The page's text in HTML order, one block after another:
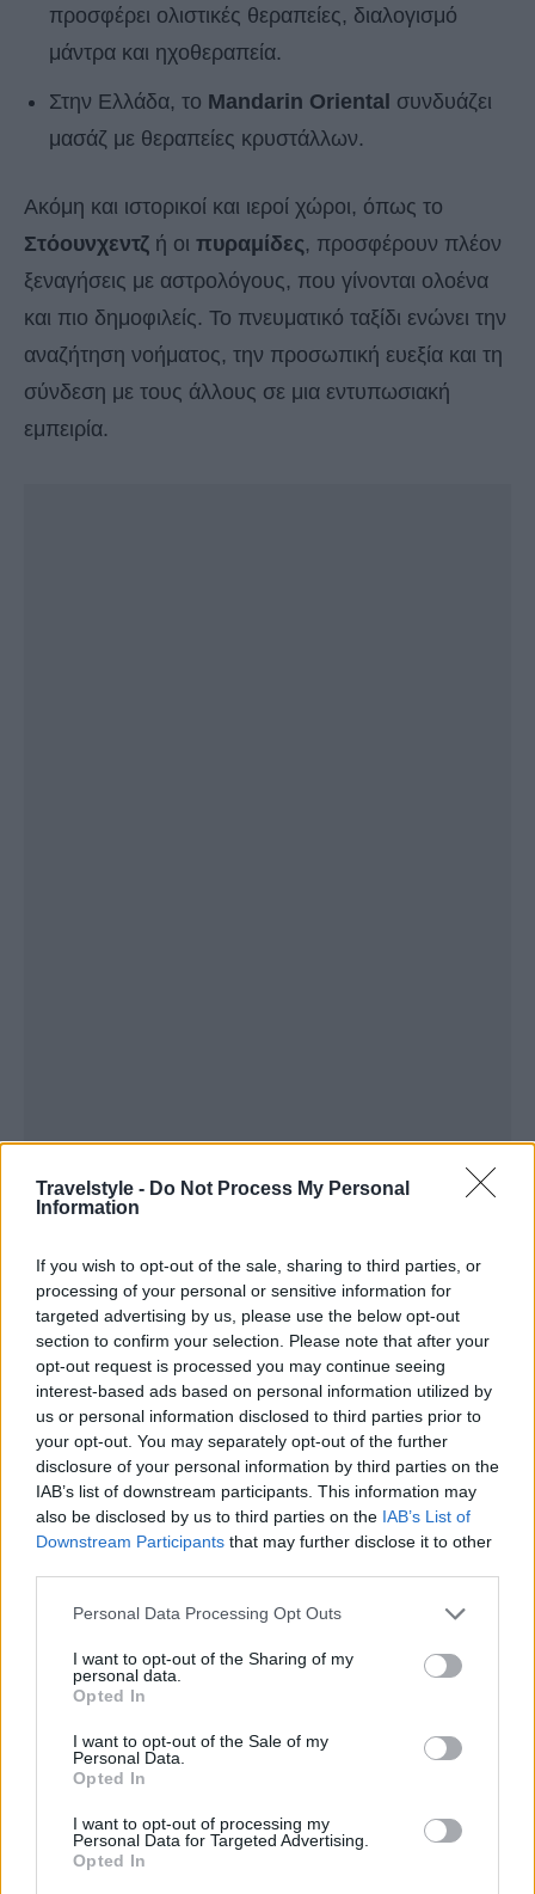
Travelstyle - Do Not Process My Personal
Information
If you wish to opt-out of the sale, sharing to third parties, or
processing of your personal or sensitive information for
targeted advertising by us, please use the below opt-out
section to confirm your selection. Please note that after your
opt-out request is processed you may continue seeing
interest-based ads based on personal information utilized by
us or personal information disclosed to third parties prior to
your opt-out. You may separately opt-out of the further
disclosure of your personal information by third parties on the
IAB’s list of downstream participants. This information may
also be disclosed by us to third parties on the IAB’s List of
Downstream Participants that may further disclose it to other
Please note that this website/app uses one or more Google
not limited to your visit or usage behaviour. You may click to
grant or deny consent to Google and its third-party tags to
use your data for below specified purposes in below Google
consent section.
Personal Data Processing Opt Outs
I want to opt-out of the Sharing of my
personal data.
Opted In
I want to opt-out of the Sale of my
Personal Data.
Opted In
I want to opt-out of processing my
Personal Data for Targeted Advertising.
Opted In
προσφέρει ολιστικές θεραπείες, διαλογισμό
μάντρα και ηχοθεραπεία.
Στην Ελλάδα, το Mandarin Oriental συνδυάζει
μασάζ με θεραπείες κρυστάλλων.
Ακόμη και ιστορικοί και ιεροί χώροι, όπως το
Στόουνχεντζ ή οι πυραμίδες, προσφέρουν πλέον
ξεναγήσεις με αστρολόγους, που γίνονται ολοένα
και πιο δημοφιλείς. Το πνευματικό ταξίδι ενώνει την
αναζήτηση νοήματος, την προσωπική ευεξία και τη
σύνδεση με τους άλλους σε μια εντυπωσιακή
εμπειρία.
Πολιτισμική προσέγγιση στο νερό
Το νερό ήταν πάντα σημείο χαράς και παιχνιδιού,
αλλά τώρα η σχέση μας μαζί του γίνεται πιο βαθιά
και κοινωνική. Αρχαίες τελετουργίες λουτρού, όπως
ταχαμάμ στην Τουρκίαή ταόνσεν στην
Ιαπωνία, εξελίσσονται για να ανταποκριθούν στις
ανάγκες της σύγχρονης γενιάς.